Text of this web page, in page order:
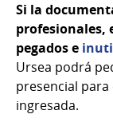
Si la
profesionales,
pegados e
Ursea podrá
presencial
ingresada.